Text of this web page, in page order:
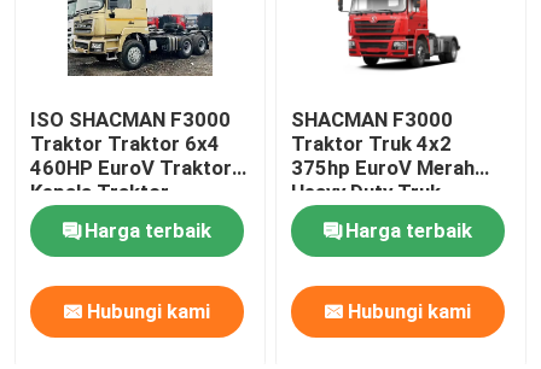
ISO SHACMAN F3000
Traktor Traktor 6x4
460HP EuroV Traktor
Kepala Traktor
Harga terbaik
Hubungi kami
SHACMAN F3000
Traktor Truk 4x2
375hp EuroV Merah
Heavy Duty Truk
Harga terbaik
Hubungi kami